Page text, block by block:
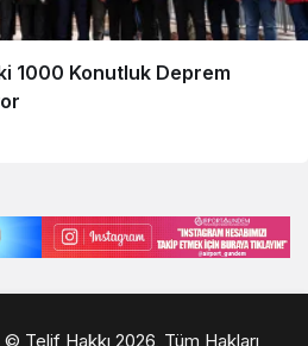
1000 Konutluk Deprem
Telif Hakkı 2026, Tüm Hakları